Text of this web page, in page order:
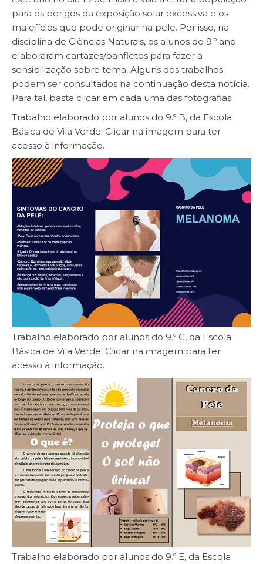
para os perigos da exposição solar excessiva e os
malefícios que pode originar na pele. Por isso, na
disciplina de Ciências Naturais, os alunos do 9.º ano
elaboraram cartazes/panfletos para fazer a
sensibilização sobre tema. Alguns dos trabalhos
podem ser consultados na continuação desta notícia.
Para tal, basta clicar em cada uma das fotografias.
Trabalho elaborado por alunos do 9.º B, da Escola
Básica de Vila Verde. Clicar na imagem para ter
acesso à informação.
Trabalho elaborado por alunos do 9.º C, da Escola
Básica de Vila Verde. Clicar na imagem para ter
acesso à informação.
Trabalho elaborado por alunos do 9.º E, da Escola